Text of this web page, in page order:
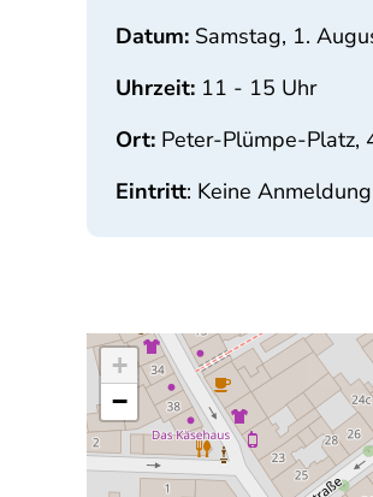
Datum: Samstag, 1.
Uhrzeit: 11 - 15 Uhr
Ort: Peter-Plümpe-Platz,
Eintritt: Keine
+
−